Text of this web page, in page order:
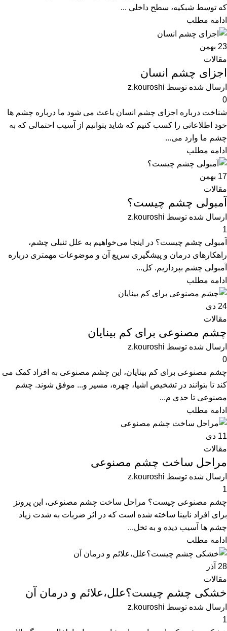
که توسط شبکیه، سطح داخلی ...
ادامه مطلب
23 بهمن
مقالات
اجزای چشم انسان
ارسال شده توسط z.kouroshi
0
شناخت درباره اجزای چشم انسان باعث می شود ما درباره چشم ها
خود اطلاعاتی را کسب کنیم که شاید بتوانیم از آسیب احتمالی که به
چشم ما وارد می...
ادامه مطلب
17 بهمن
مقالات
آمبولی چشم چیست؟
ارسال شده توسط z.kouroshi
1
آمبولی چشم چیست؟ در اینجا می‌خواهیم به علل تنبلی چشم،
راهکارهای درمان و پیشگیری سریع آن و موضوعات مهمتری درباره
آمبولی چشم بپردازیم. کل...
ادامه مطلب
24 دی
مقالات
چشم مصنوعی برای کم بینایان
ارسال شده توسط z.kouroshi
0
چشم مصنوعی برای کم بینایان، این چشم مصنوعی به افراد کمک می
کند تا بتوانند در تشخیص اشیا، چهره، مسیر و... موفق شوند. چشم
مصنوعی تا حدی م...
ادامه مطلب
11 دی
مقالات
مراحل ساخت چشم مصنوعی
ارسال شده توسط z.kouroshi
1
چشم مصنوعی چیست؟ مراحل ساخت چشم مصنوعی، این پروتز
برای افراد نابینا ساخته شده است که در اثر ضربات به شدت زیاد
چشم ها آسیب دیده و به تخل...
ادامه مطلب
28 آذر
مقالات
خشکی چشم چیست؟علل،علائم و درمان آن
ارسال شده توسط z.kouroshi
1